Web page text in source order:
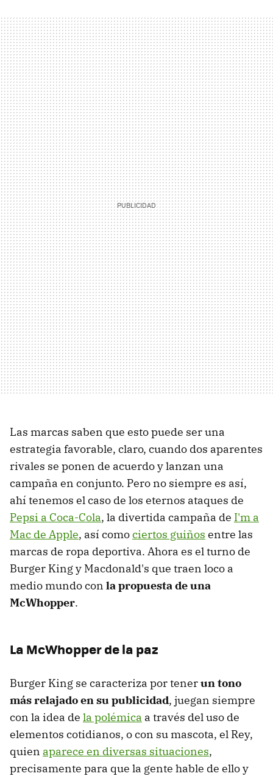
Las marcas saben que esto puede ser una
estrategia favorable, claro, cuando dos aparentes
rivales se ponen de acuerdo y lanzan una
campaña en conjunto. Pero no siempre es así,
ahí tenemos el caso de los eternos ataques de
Pepsi a Coca-Cola, la divertida campaña de I'm a
Mac de Apple, así comociertos guiños entre las
marcas de ropa deportiva. Ahora es el turno de
Burger King y Macdonald's que traen loco a
medio mundo con la propuesta de una
McWhopper.
La McWhopper de la paz
Burger King se caracteriza por tenerun tono
más relajado en su publicidad, juegan siempre
con la idea de la polémica a través del uso de
elementos cotidianos, o con su mascota, el Rey,
quien aparece en diversas situaciones,
precisamente para que la gente hable de ello y